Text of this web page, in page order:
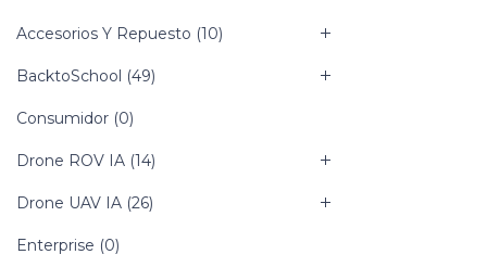
Accesorios Y Repuesto (10)
BacktoSchool (49)
Consumidor (0)
Drone ROV IA (14)
Drone UAV IA (26)
Enterprise (0)